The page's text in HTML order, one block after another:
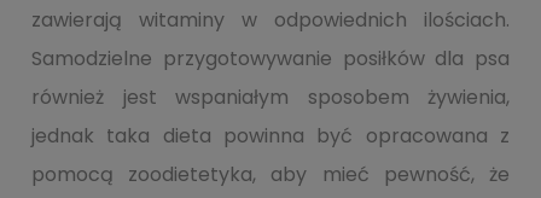
zawierają witaminy w odpowiednich ilościach.
Samodzielne przygotowywanie posiłków dla psa
również jest wspaniałym sposobem żywienia,
jednak taka dieta powinna być opracowana z
pomocą zoodietetyka, aby mieć pewność, że